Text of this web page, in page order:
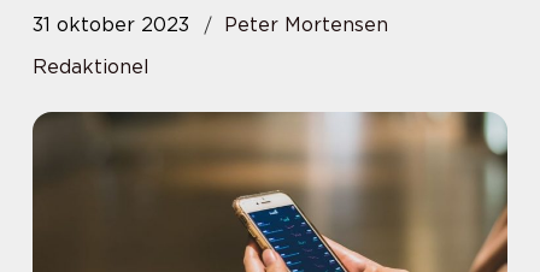
31 oktober 2023
Peter Mortensen
Redaktionel